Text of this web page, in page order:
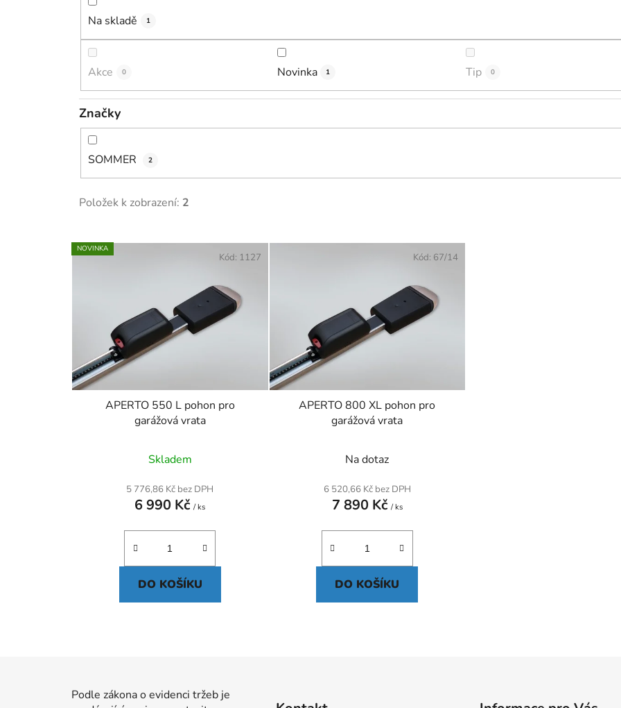
Na skladě 1
Akce 0 Novinka 1 Tip 0
Značky
SOMMER 2
Položek k zobrazení: 2
V
ý
o
d
NOVINKA
APERTO 550 L pohon pro
garážová vrata
Skladem
5 776,86 Kč bez DPH
6 990 Kč/ ks
DO KOŠÍKU
Kód: 1127
APERTO 800 XL pohon pro
garážová vrata
Na dotaz
6 520,66 Kč bez DPH
7 890 Kč / ks
DO KOŠÍKU
Kód: 67/14
Podle zákona o evidenci tržeb je